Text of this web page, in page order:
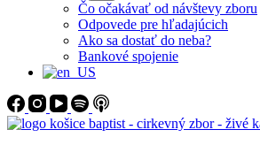
Čo očakávať od návštevy zboru
Odpovede pre hľadajúcich
Ako sa dostať do neba?
Bankové spojenie